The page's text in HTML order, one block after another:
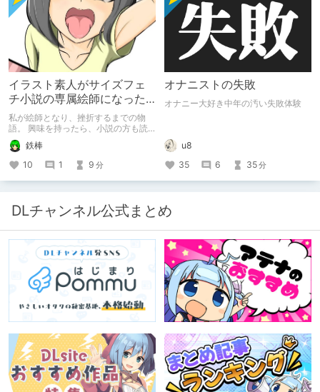
イラスト素人がサイズフェ
チ小説の専属絵師になった
お話
私が絵師となり、挫折するまでの物
語。 興味を持ったら、小説の方も読
んで欲しいなって感じ 私の絵を使っ
てくれてる小説書きさんのページＵＲ
Ｌ
https://www.pixiv.net/users/341489
73/novels?p=1
鉄棒
10
1 9 分
オナニストの失敗
オナニー大好き中年の汚い失敗体験
u8
35
6 35分
DLチャンネル公式まとめ